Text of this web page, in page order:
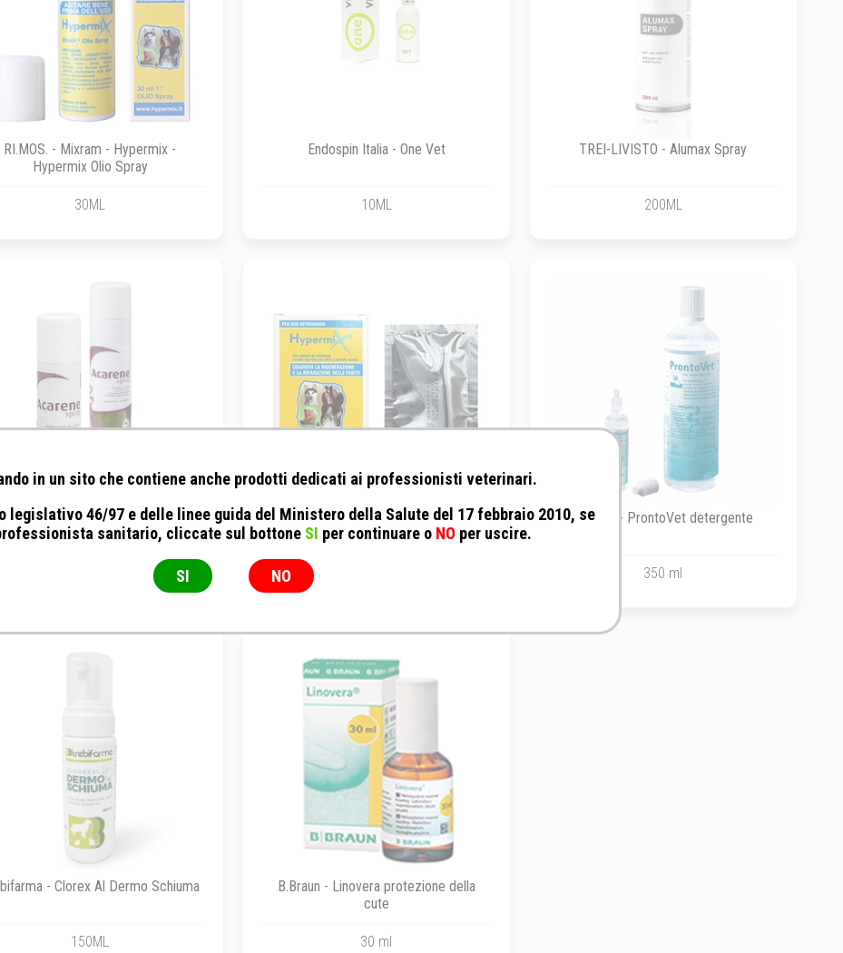
RI.MOS. - Mixram - Hypermix -
Hypermix Olio Spray
30ML
Endospin Italia - One Vet
10ML
TREI-LIVISTO - Alumax Spray
200ML
Candioli - Acarene Spray
RI.MOS. - Mixram - Hypermix -
Hypermix Fiale
B.Braun - ProntoVet detergente
350 ml
- Clorex Al Dermo Schiuma
150ML
B.Braun - Linovera protezione della
cute
30 ml
in un sito che contiene anche prodotti dedicati ai professionisti veterinari.
legislativo 46/97 e delle linee guida del Ministero della Salute del 17 febbraio 2010, se
sanitario, cliccate sul bottone SI per continuare o NO per uscire.
SI NO